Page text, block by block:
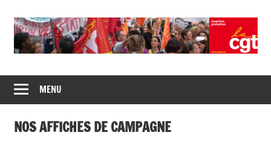
CGT
insertion
probation
de
syndicats
CGT
insertion
MENU
NOS AFFICHES DE CAMPAGNE